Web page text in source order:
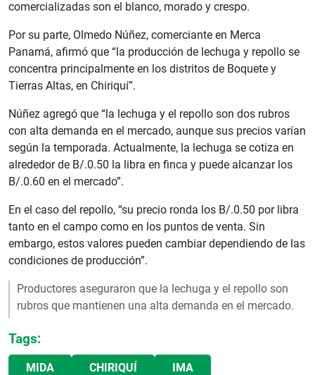
comercializadas son el blanco, morado y crespo.
Por su parte, Olmedo Núñez, comerciante en Merca
Panamá, afirmó que “la producción de lechuga y repollo se
concentra principalmente en los distritos de Boquete y
Tierras Altas, en Chiriquí”.
Núñez agregó que “la lechuga y el repollo son dos rubros
con alta demanda en el mercado, aunque sus precios varían
según la temporada. Actualmente, la lechuga se cotiza en
alrededor de B/.0.50 la libra en finca y puede alcanzar los
B/.0.60 en el mercado”.
En el caso del repollo, “su precio ronda los B/.0.50 por libra
tanto en el campo como en los puntos de venta. Sin
embargo, estos valores pueden cambiar dependiendo de las
condiciones de producción”.
Productores aseguraron que la lechuga y el repollo son
rubros que mantienen una alta demanda en el mercado.
Tags:
MIDA CHIRIQUÍ IMA